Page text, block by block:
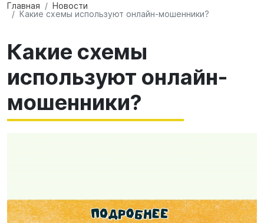
Главная
Новости
Какие схемы используют онлайн-мошенники?
Какие схемы
используют онлайн-
мошенники?